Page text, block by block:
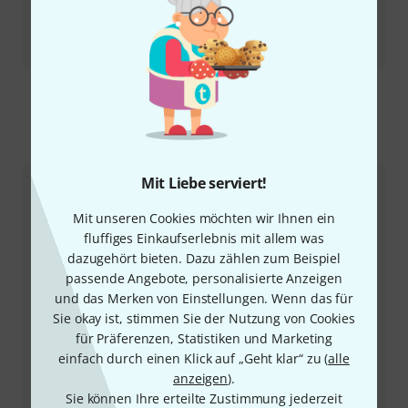
Mit Liebe serviert!
Mit unseren Cookies möchten wir Ihnen ein
fluffiges Einkaufserlebnis mit allem was
dazugehört bieten. Dazu zählen zum Beispiel
passende Angebote, personalisierte Anzeigen
und das Merken von Einstellungen. Wenn das für
Sie okay ist, stimmen Sie der Nutzung von Cookies
für Präferenzen, Statistiken und Marketing
einfach durch einen Klick auf „Geht klar“ zu (alle
anzeigen).
Sie können Ihre erteilte Zustimmung jederzeit
So erreichen Sie uns
+49-9546-9223-66